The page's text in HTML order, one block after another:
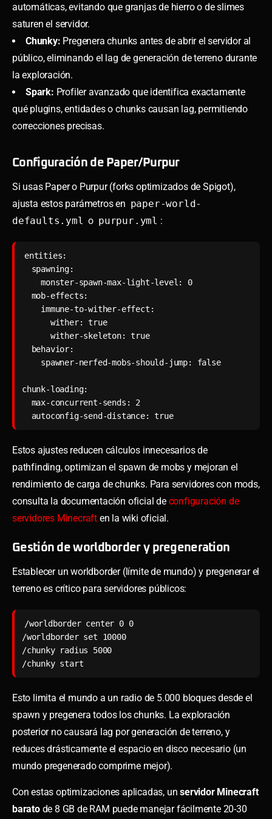
automáticas, evitando que granjas de hierro o de slimes
saturen el servidor.
Chunky: Pregenera chunks antes de abrir el servidor al
público, eliminando el lag de generación de terreno durante
la exploración.
Spark: Profiler avanzado que identifica exactamente
qué plugins, entidades o chunks causan lag, permitiendo
correcciones precisas.
Configuración de Paper/Purpur
Si usas Paper o Purpur (forks optimizados de Spigot),
ajusta estos parámetros en paper-world-
defaults.yml o purpur.yml :
entities:
    monster-spawn-max-light-level: 0
chunk-loading:
  autoconfig-send-distance: true
Estos ajustes reducen cálculos innecesarios de
pathfinding, optimizan el spawn de mobs y mejoran el
rendimiento de carga de chunks. Para servidores con mods,
consulta la documentación oficial de configuración de
servidores Minecraft en la wiki oficial.
Gestión de worldborder y pregeneration
Establecer un worldborder (límite de mundo) y pregenerar el
terreno es crítico para servidores públicos:
/worldborder center 0 0
/worldborder set 10000
/chunky radius 5000
/chunky start
Esto limita el mundo a un radio de 5.000 bloques desde el
spawn y pregenera todos los chunks. La exploración
posterior no causará lag por generación de terreno, y
reduces drásticamente el espacio en disco necesario (un
mundo pregenerado comprime mejor).
Con estas optimizaciones aplicadas, unservidor Minecraft
baratode 8 GB de RAM puede manejar fácilmente 20-30